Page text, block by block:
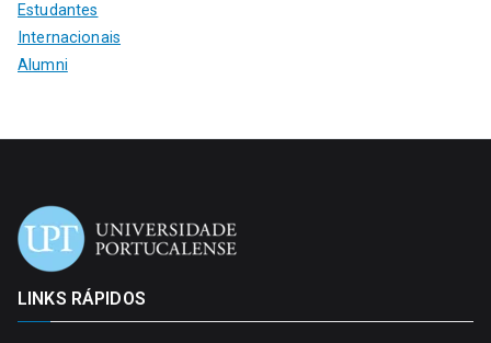
Estudantes
Internacionais
Alumni
LINKS RÁPIDOS